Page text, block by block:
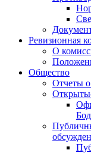
Ревизионная
О
Общество
Отчеты